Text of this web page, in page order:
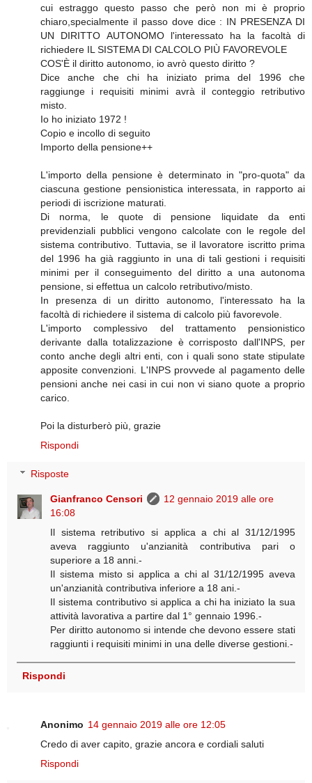
cui estraggo questo passo che però non mi è proprio
chiaro,specialmente il passo dove dice : IN PRESENZA DI
UN DIRITTO AUTONOMO l'interessato ha la facoltà di
richiedere IL SISTEMA DI CALCOLO PIÙ FAVOREVOLE
COS'È il diritto autonomo, io avrò questo diritto ?
Dice anche che chi ha iniziato prima del 1996 che
raggiunge i requisiti minimi avrà il conteggio retributivo
misto.
Io ho iniziato 1972 !
Copio e incollo di seguito
Importo della pensione++
L'importo della pensione è determinato in "pro-quota" da
ciascuna gestione pensionistica interessata, in rapporto ai
periodi di iscrizione maturati.
Di norma, le quote di pensione liquidate da enti
previdenziali pubblici vengono calcolate con le regole del
sistema contributivo. Tuttavia, se il lavoratore iscritto prima
del 1996 ha già raggiunto in una di tali gestioni i requisiti
minimi per il conseguimento del diritto a una autonoma
pensione, si effettua un calcolo retributivo/misto.
In presenza di un diritto autonomo, l'interessato ha la
facoltà di richiedere il sistema di calcolo più favorevole.
L'importo complessivo del trattamento pensionistico
derivante dalla totalizzazione è corrisposto dall'INPS, per
conto anche degli altri enti, con i quali sono state stipulate
apposite convenzioni. L'INPS provvede al pagamento delle
pensioni anche nei casi in cui non vi siano quote a proprio
carico.
Poi la disturberò più, grazie
Rispondi
Risposte
Gianfranco Censori
12 gennaio 2019 alle ore
16:08
Il sistema retributivo si applica a chi al 31/12/1995
aveva raggiunto u'anzianità contributiva pari o
superiore a 18 anni.-
Il sistema misto si applica a chi al 31/12/1995 aveva
un'anzianità contributiva inferiore a 18 ani.-
Il sistema contributivo si applica a chi ha iniziato la sua
attività lavorativa a partire dal 1° gennaio 1996.-
Per diritto autonomo si intende che devono essere stati
raggiunti i requisiti minimi in una delle diverse gestioni.-
Rispondi
Anonimo 14 gennaio 2019 alle ore 12:05
Credo di aver capito, grazie ancora e cordiali saluti
Rispondi